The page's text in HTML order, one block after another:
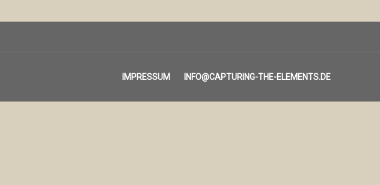
IMPRESSUM INFO@CAPTURING-THE-ELEMENTS.DE